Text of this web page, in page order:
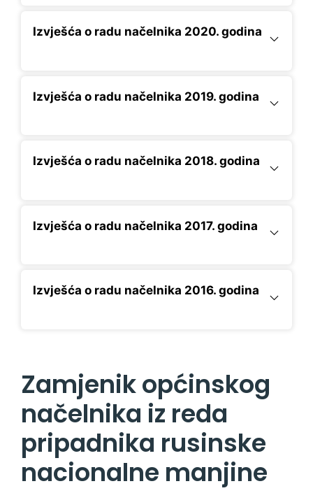
Izvješća o radu načelnika 2020. godina
Izvješća o radu načelnika 2019. godina
Izvješća o radu načelnika 2018. godina
Izvješća o radu načelnika 2017. godina
Izvješća o radu načelnika 2016. godina
Zamjenik općinskog
načelnika iz reda
pripadnika rusinske
nacionalne manjine